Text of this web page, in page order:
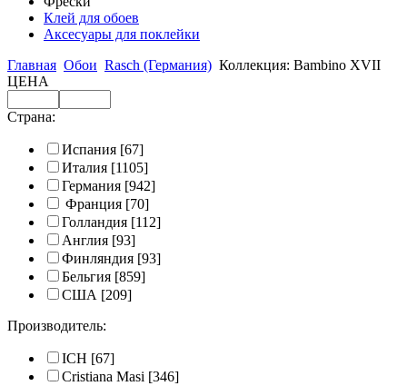
Клей для обоев
Аксесуары для поклейки
Главная Обои Rasch (Германия) Коллекция: Bambino XVII
ЦЕНА
Страна:
Испания [67]
Италия [1105]
Германия [942]
Франция [70]
Голландия [112]
Англия [93]
Финляндия [93]
Бельгия [859]
США [209]
Производитель:
ICH [67]
Cristiana Masi [346]